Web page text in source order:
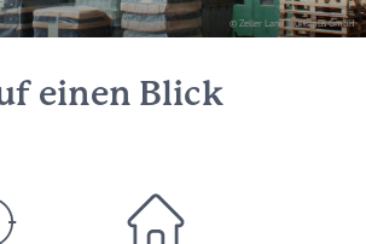
© Zeller Land Tourismus GmbH
einen Blick